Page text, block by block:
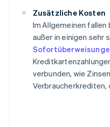
Zusätzliche Kosten
Im Allgemeinen fallen
außer in einigen sehr
verbunden, wie
Verbraucherkrediten,